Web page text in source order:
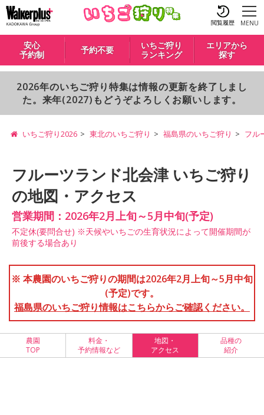
閲覧履歴 MENU
安心
予約制
予約不要
いちご狩り
ランキング
エリアから
探す
2026年のいちご狩り特集は情報の更新を終了しまし
た。来年(2027)もどうぞよろしくお願いします。
いちご狩り2026 東北のいちご狩り 福島県のいちご狩り フル
フルーツランド北会津 いちご狩り
の地図・アクセス
営業期間：2026年2月上旬～5月中旬(予定)
不定休(要問合せ) ※天候やいちごの生育状況によって開催期間が
前後する場合あり
※ 本農園のいちご狩りの期間は2026年2月上旬～5月中旬
(予定)です。
福島県のいちご狩り情報はこちらからご確認ください。
農園
TOP
料金・
予約情報など
地図・
アクセス
品種の
紹介